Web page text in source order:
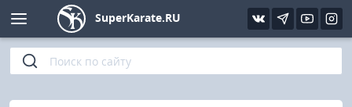
SuperKarate.RU
Киокушинкай
Кёкусин (IFK)
Фото
Видео
Интервью
Статьи
Уроки каратэ
Файлы